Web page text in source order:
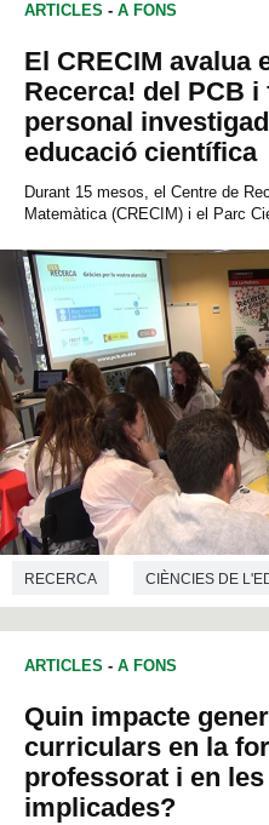
ARTICLES - A FONS
El CRECIM avalua
Recerca! del PCB i
personal
educació científica
Durant 15 mesos, el Centre de
Matemàtica (CRECIM) i el Parc
RECERCA CIÈNCIES DE
ARTICLES - A FONS
Quin impacte
curriculars en la
professorat i en
implicades?